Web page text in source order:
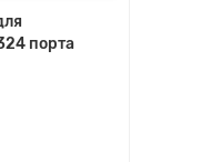
порта